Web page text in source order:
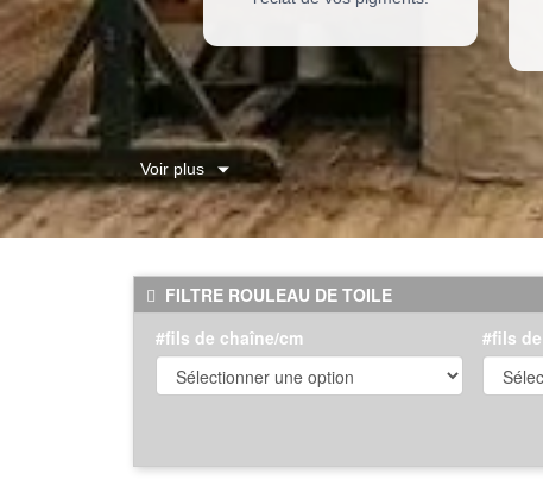
Voir plus
FILTRE ROULEAU DE TOILE
#fils de chaîne/cm
#fils